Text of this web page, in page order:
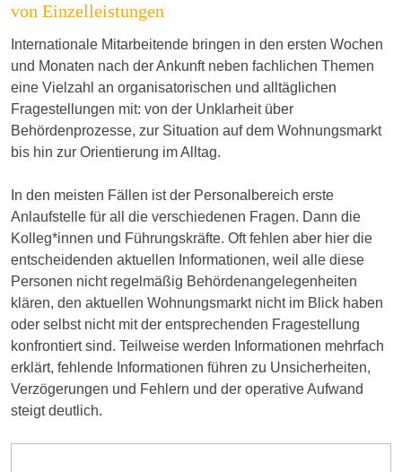
von Einzelleistungen
Internationale Mitarbeitende bringen in den ersten Wochen
und Monaten nach der Ankunft neben fachlichen Themen
eine Vielzahl an organisatorischen und alltäglichen
Fragestellungen mit: von der Unklarheit über
Behördenprozesse, zur Situation auf dem Wohnungsmarkt
bis hin zur Orientierung im Alltag.
In den meisten Fällen ist der Personalbereich erste
Anlaufstelle für all die verschiedenen Fragen. Dann die
Kolleg*innen und Führungskräfte. Oft fehlen aber hier die
entscheidenden aktuellen Informationen, weil alle diese
Personen nicht regelmäßig Behördenangelegenheiten
klären, den aktuellen Wohnungsmarkt nicht im Blick haben
oder selbst nicht mit der entsprechenden Fragestellung
konfrontiert sind. Teilweise werden Informationen mehrfach
erklärt, fehlende Informationen führen zu Unsicherheiten,
Verzögerungen und Fehlern und der operative Aufwand
steigt deutlich.